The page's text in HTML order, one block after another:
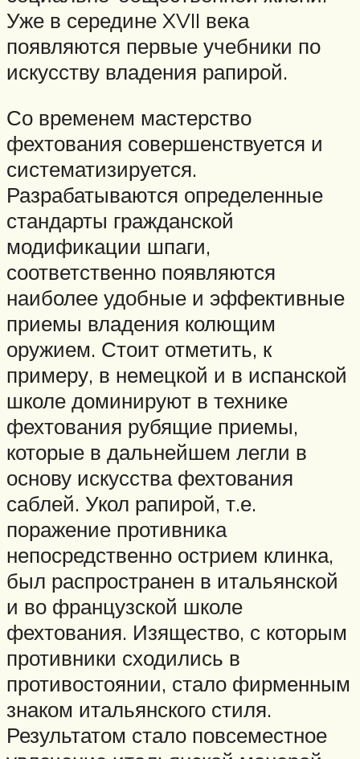
Уже в середине XVII века
появляются первые учебники по
искусству владения рапирой.
Со временем мастерство
фехтования совершенствуется и
систематизируется.
Разрабатываются определенные
стандарты гражданской
модификации шпаги,
соответственно появляются
наиболее удобные и эффективные
приемы владения колющим
оружием. Стоит отметить, к
примеру, в немецкой и в испанской
школе доминируют в технике
фехтования рубящие приемы,
которые в дальнейшем легли в
основу искусства фехтования
саблей. Укол рапирой, т.е.
поражение противника
непосредственно острием клинка,
был распространен в итальянской
и во французской школе
фехтования. Изящество, с которым
противники сходились в
противостоянии, стало фирменным
знаком итальянского стиля.
Результатом стало повсеместное